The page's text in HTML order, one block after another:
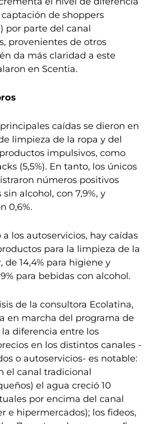
captación de shoppers
por parte del canal
provenientes de otros
da más claridad a este
en Scentia.
caídas se dieron en
limpieza de la ropa y del
impulsivos, como
(5,5%). En tanto, los únicos
números positivos
alcohol, con 7,9%, y
0,6%.
a los autoservicios, hay caídas
para la limpieza de la
de 14,4% para higiene y
para bebidas con alcohol.
de la consultora Ecolatina,
en marcha del programa de
la diferencia entre los
en los distintos canales -
o autoservicios- es notable:
el canal tradicional
el agua creció 10
por encima del canal
e hipermercados); los fideos,